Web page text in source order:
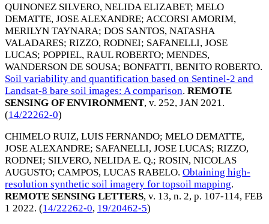
QUINONEZ SILVERO, NELIDA ELIZABET; MELO
DEMATTE, JOSE ALEXANDRE; ACCORSI AMORIM,
MERILYN TAYNARA; DOS SANTOS, NATASHA
VALADARES; RIZZO, RODNEI; SAFANELLI, JOSE
LUCAS; POPPIEL, RAUL ROBERTO; MENDES,
WANDERSON DE SOUSA; BONFATTI, BENITO ROBERTO.
Soil variability and quantification based on Sentinel-2 and
Landsat-8 bare soil images: A comparison. REMOTE
SENSING OF ENVIRONMENT, v. 252, JAN 2021 .
(14/22262-0)
CHIMELO RUIZ, LUIS FERNANDO; MELO DEMATTE,
JOSE ALEXANDRE; SAFANELLI, JOSE LUCAS; RIZZO,
RODNEI; SILVERO, NELIDA E. Q.; ROSIN, NICOLAS
AUGUSTO; CAMPOS, LUCAS RABELO. Obtaining high-
resolution synthetic soil imagery for topsoil mapping.
REMOTE SENSING LETTERS, v. 13, n. 2, p. 107-114, FEB
1 2022. (14/22262-0, 19/20462-5)